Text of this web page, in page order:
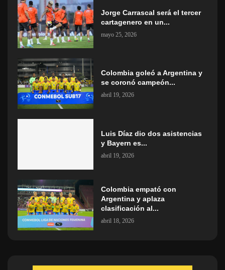
Jorge Carrascal será el tercer
cartagenero en un...
mayo 25, 2026
Colombia goleó a Argentina y
se coronó campeón...
abril 19, 2026
Luis Díaz dio dos asistencias
y Bayern es...
abril 19, 2026
Colombia empató con
Argentina y aplaza
clasificación al...
abril 18, 2026